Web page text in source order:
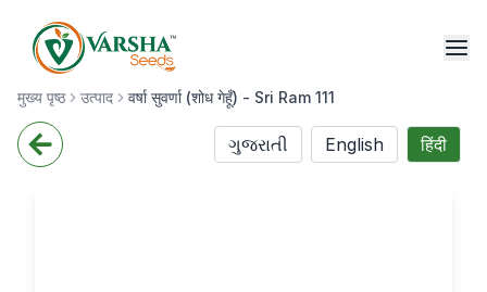
मुख्य पृष्ठ उत्पाद वर्षा सुवर्णा (शोध गेहूँ) - Sri Ram 111
ગુજરાતી English हिंदी